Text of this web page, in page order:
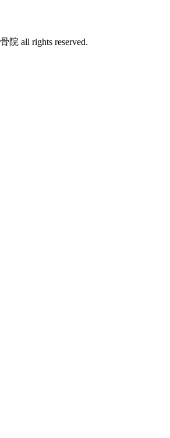
院 all rights reserved.